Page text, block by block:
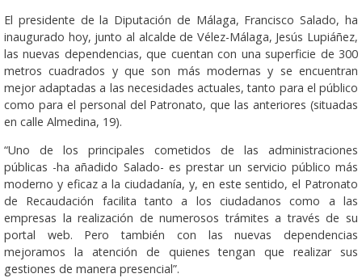
El presidente de la Diputación de Málaga, Francisco Salado, ha
inaugurado hoy, junto al alcalde de Vélez-Málaga, Jesús Lupiáñez,
las nuevas dependencias, que cuentan con una superficie de 300
metros cuadrados y que son más modernas y se encuentran
mejor adaptadas a las necesidades actuales, tanto para el público
como para el personal del Patronato, que las anteriores (situadas
en calle Almedina, 19).
“Uno de los principales cometidos de las administraciones
públicas -ha añadido Salado- es prestar un servicio público más
moderno y eficaz a la ciudadanía, y, en este sentido, el Patronato
de Recaudación facilita tanto a los ciudadanos como a las
empresas la realización de numerosos trámites a través de su
portal web. Pero también con las nuevas dependencias
mejoramos la atención de quienes tengan que realizar sus
gestiones de manera presencial”.